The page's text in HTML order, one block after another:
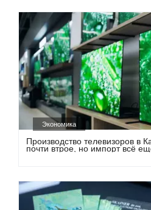
Экономика
Производство телевизоров в
почти втрое, но импорт всё